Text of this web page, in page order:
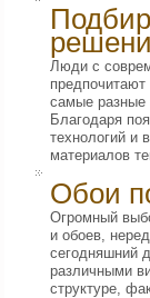
Люди с
самые разные
Благодаря
технологий и
материалов
Обои
Огромный
и обоев,
сегодняшний
различными
структуре,